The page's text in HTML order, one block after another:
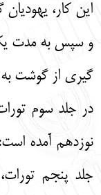
این کار،
و سپس به مدت
گیری از گوشت
در جلد سوم
نوزدهم آمده
جلد پنجم